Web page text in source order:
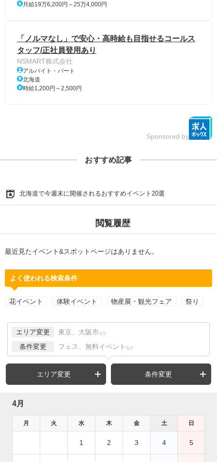
月給19万6,200円～25万4,000円
「ノルマなし」で安心・高時給も目指せるコールス
タッフ/正社員登用あり
NSMART株式会社
アルバイト・パート
北海道
時給1,200円～2,500円
Sponsored by
おすすめ記事
北海道で今週末に開催されるおすすめイベント20選
閲覧履歴
最近見たイベント&スポットページはありません。
よく使われる検索条件
花イベント 体験イベント 物産展・観光フェア 祭り
エリア変更 東京、大阪市 など
条件変更 フェス、無料イベント など
エリア変更 条件変更
4月
月 火 水 木 金 土 日
1 2 3 4 5